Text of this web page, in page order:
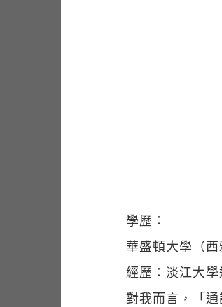
學歷：
華盛頓大學（
經歷：淡江大
對我而言，「